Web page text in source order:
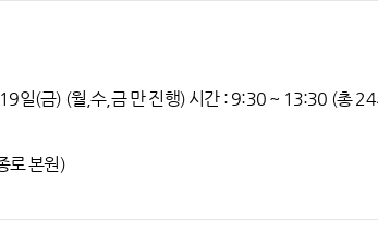
일(금) (월,수,금 만 진행) 시간 : 9:30 ~ 13:30 (총
로 본원)